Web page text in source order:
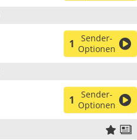
1
Sender-
Optionen
1
Sender-
Optionen